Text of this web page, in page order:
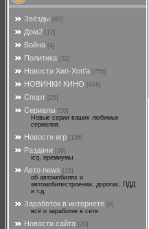
Звёзды [65]
Дом2 [12]
Война [4]
Политика [32]
Новости Хип-Хоп'а [755]
НОВИНКИ КИНО [416]
Спорт [25]
Сериалы
[50]
Новые серии ваших любимых
сериалов.
Новости игр [136]
Раздачи
[38]
icq, премиумы
Авто news
[15]
об автомобилях и
автомобилестроении, дорогах, ПДД
и т.д.
Заработок в интернете [9]
всё о заработке в сети
Новости сайта [20]